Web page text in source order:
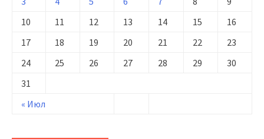
« Июл
10
11 12 13 14 15
16
17
18 19 20 21 22
23
24
25 26 27 28 29
30
31